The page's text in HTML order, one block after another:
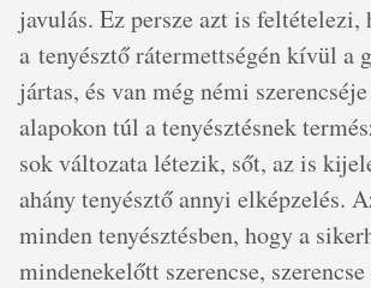
javulás. Ez persze azt is feltételezi,
a tenyésztő rátermettségén kívül a
jártas, és van még némi
alapokon túl a tenyésztésnek
sok változata létezik, sőt, az is
ahány tenyésztő annyi elképzelés.
minden tenyésztésben, hogy a
mindenekelőtt szerencse, szerencse